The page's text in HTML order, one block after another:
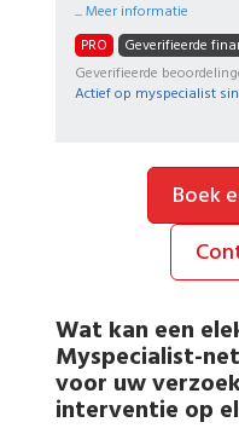
...Meer informatie
PRO
Geverifieerde
Geverifieerde
Actief op myspecialist
Boek
Wat kan een
Myspecialist-
voor uw
interventie op